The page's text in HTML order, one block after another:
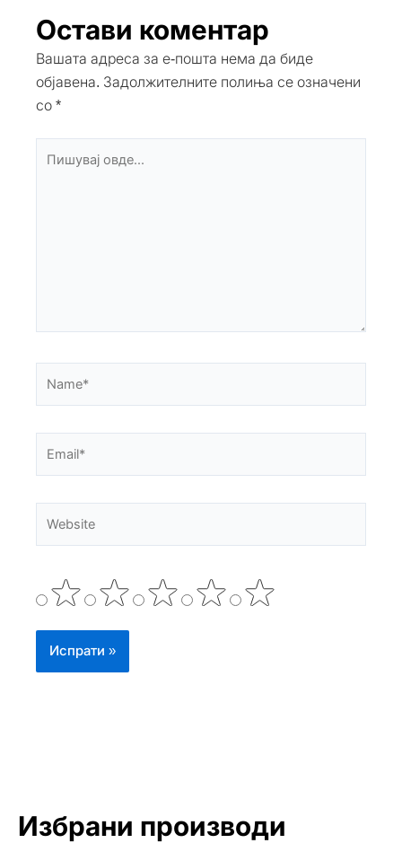
Остави коментар
Вашата адреса за е-пошта нема да биде
објавена. Задолжителните полиња се означени
со *
овде...
Избрани производи